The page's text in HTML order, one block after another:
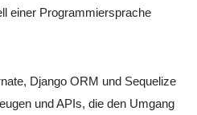
einer Programmiersprache
Django ORM und Sequelize
und APIs, die den Umgang